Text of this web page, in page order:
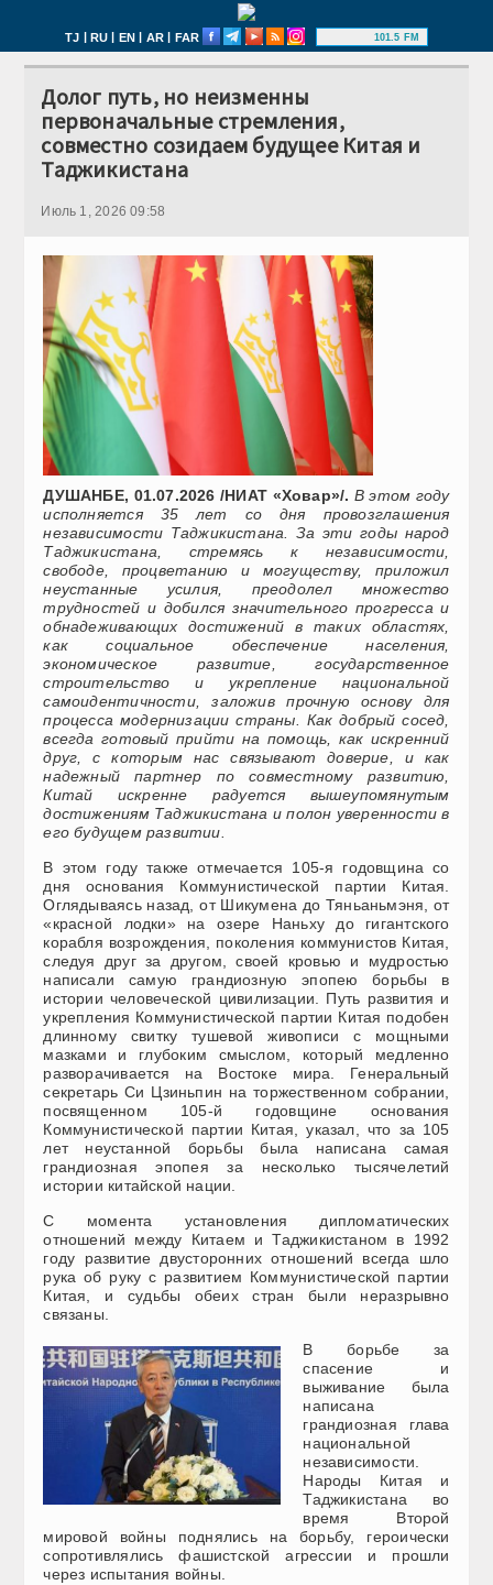
TJ | RU | EN | AR | FAR 101.5 FM
Долог путь, но неизменны
первоначальные стремления,
совместно созидаем будущее Китая и
Таджикистана
Июль 1, 2026 09:58
ДУШАНБЕ, 01.07.2026 /НИАТ «Ховар»/. В этом году
исполняется 35 лет со дня провозглашения
независимости Таджикистана. За эти годы народ
Таджикистана, стремясь к независимости,
свободе, процветанию и могуществу, приложил
неустанные усилия, преодолел множество
трудностей и добился значительного прогресса и
обнадеживающих достижений в таких областях,
как социальное обеспечение населения,
экономическое развитие, государственное
строительство и укрепление национальной
самоидентичности, заложив прочную основу для
процесса модернизации страны. Как добрый сосед,
всегда готовый прийти на помощь, как искренний
друг, с которым нас связывают доверие, и как
надежный партнер по совместному развитию,
Китай искренне радуется вышеупомянутым
достижениям Таджикистана и полон уверенности в
его будущем развитии.
В этом году также отмечается 105-я годовщина со
дня основания Коммунистической партии Китая.
Оглядываясь назад, от Шикумена до Тяньаньмэня, от
«красной лодки» на озере Наньху до гигантского
корабля возрождения, поколения коммунистов Китая,
следуя друг за другом, своей кровью и мудростью
написали самую грандиозную эпопею борьбы в
истории человеческой цивилизации. Путь развития и
укрепления Коммунистической партии Китая подобен
длинному свитку тушевой живописи с мощными
мазками и глубоким смыслом, который медленно
разворачивается на Востоке мира. Генеральный
секретарь Си Цзиньпин на торжественном собрании,
посвященном 105-й годовщине основания
Коммунистической партии Китая, указал, что за 105
лет неустанной борьбы была написана самая
грандиозная эпопея за несколько тысячелетий
истории китайской нации.
С момента установления дипломатических
отношений между Китаем и Таджикистаном в 1992
году развитие двусторонних отношений всегда шло
рука об руку с развитием Коммунистической партии
Китая, и судьбы обеих стран были неразрывно
связаны.
В борьбе за
спасение и
выживание была
написана
грандиозная глава
национальной
независимости.
Народы Китая и
Таджикистана во
время Второй
мировой войны поднялись на борьбу, героически
сопротивлялись фашистской агрессии и прошли
через испытания войны.